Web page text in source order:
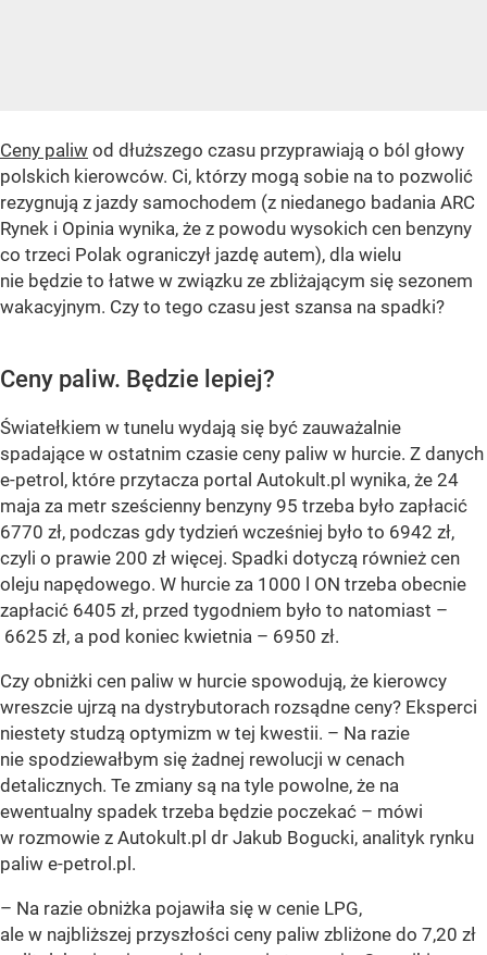
Ceny paliw od dłuższego czasu przyprawiają o ból głowy
polskich kierowców. Ci, którzy mogą sobie na to pozwolić
rezygnują z jazdy samochodem (z niedanego badania ARC
Rynek i Opinia wynika, że z powodu wysokich cen benzyny
co trzeci Polak ograniczył jazdę autem), dla wielu
nie będzie to łatwe w związku ze zbliżającym się sezonem
wakacyjnym. Czy to tego czasu jest szansa na spadki?
Ceny paliw. Będzie lepiej?
Światełkiem w tunelu wydają się być zauważalnie
spadające w ostatnim czasie ceny paliw w hurcie. Z danych
e-petrol, które przytacza portal Autokult.pl wynika, że 24
maja za metr sześcienny benzyny 95 trzeba było zapłacić
6770 zł, podczas gdy tydzień wcześniej było to 6942 zł,
czyli o prawie 200 zł więcej. Spadki dotyczą również cen
oleju napędowego. W hurcie za 1000 l ON trzeba obecnie
zapłacić 6405 zł, przed tygodniem było to natomiast –
6625 zł, a pod koniec kwietnia – 6950 zł.
Czy obniżki cen paliw w hurcie spowodują, że kierowcy
wreszcie ujrzą na dystrybutorach rozsądne ceny? Eksperci
niestety studzą optymizm w tej kwestii. – Na razie
nie spodziewałbym się żadnej rewolucji w cenach
detalicznych. Te zmiany są na tyle powolne, że na
ewentualny spadek trzeba będzie poczekać – mówi
w rozmowie z Autokult.pl dr Jakub Bogucki, analityk rynku
paliw e-petrol.pl.
– Na razie obniżka pojawiła się w cenie LPG,
ale w najbliższej przyszłości ceny paliw zbliżone do 7,20 zł